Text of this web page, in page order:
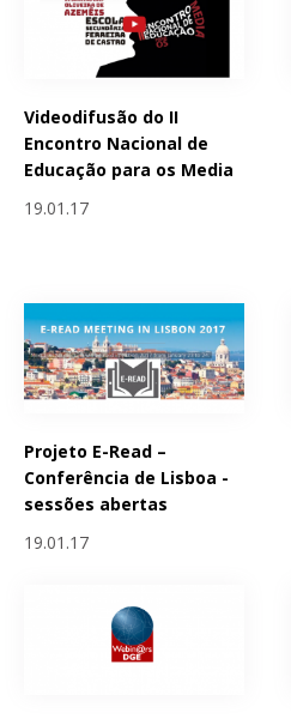
Videodifusão do II
Encontro Nacional de
Educação para os Media
19.01.17
Projeto E-Read –
Conferência de Lisboa -
sessões abertas
19.01.17